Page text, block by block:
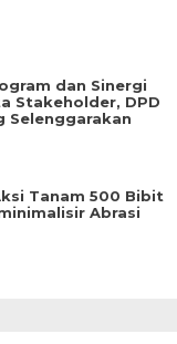
dan Sinergi
Stakeholder, DPD
Selenggarakan
Tanam 500 Bibit
Abrasi